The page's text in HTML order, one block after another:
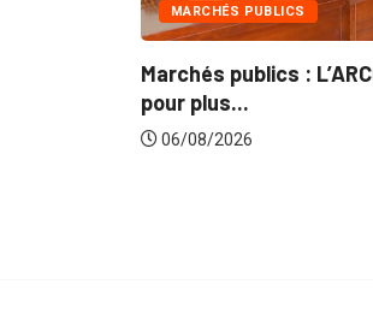
en croisade
INTÉGRATION
Gestion